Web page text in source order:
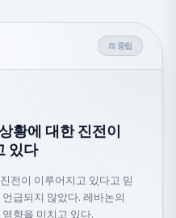
⚖️ 중립
황에 대한 진전이
있다
전이 이루어지고 있다고 믿
급되지 않았다. 레바논의
향을 미치고 있다.